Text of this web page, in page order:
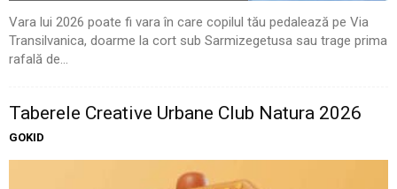
Vara lui 2026 poate fi vara în care copilul tău pedalează pe Via
Transilvanica, doarme la cort sub Sarmizegetusa sau trage prima
rafală de...
Taberele Creative Urbane Club Natura 2026
GOKID